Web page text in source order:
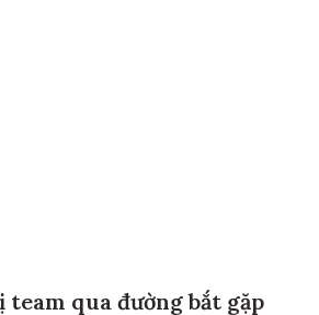
team qua đường bắt gặp